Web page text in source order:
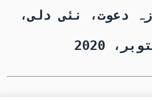
دعوت، نئی دلی،